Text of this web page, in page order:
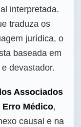
interpretada.
traduza os
jurídica, o
baseada em
devastador.
Associados
Erro Médico,
causal e na